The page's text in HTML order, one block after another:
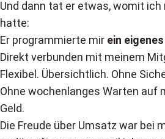
Und dann tat er etwas, womit
hatte:
Er programmierte mir ein
Direkt verbunden mit meinem
Flexibel. Übersichtlich. Ohne
Ohne wochenlanges Warten auf
Geld.
Die Freude über Umsatz war bei